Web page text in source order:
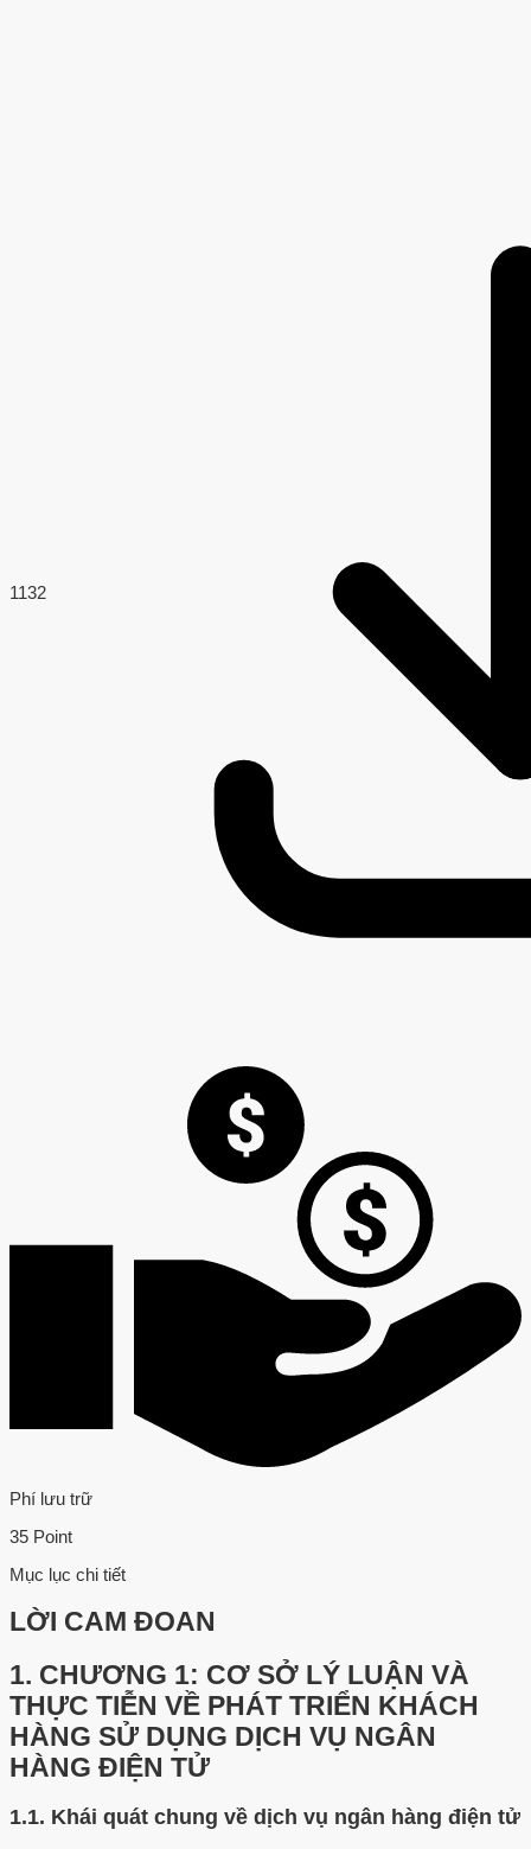
1132
Phí lưu trữ
35 Point
Mục lục chi tiết
LỜI CAM ĐOAN
1. CHƯƠNG 1: CƠ SỞ LÝ LUẬN VÀ
THỰC TIỄN VỀ PHÁT TRIỂN KHÁCH
HÀNG SỬ DỤNG DỊCH VỤ NGÂN
HÀNG ĐIỆN TỬ
1.1. Khái quát chung về dịch vụ ngân hàng điện tử